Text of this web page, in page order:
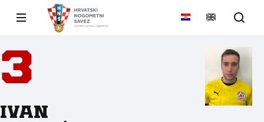
3
Ivan